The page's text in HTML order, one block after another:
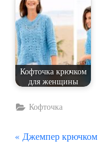
Кофточка крючком
для женщины
Кофточка
Навигация
П
Джемпер крючком